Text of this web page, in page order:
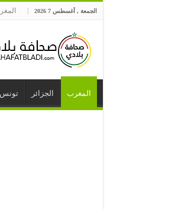
الجمعة , أغسطس 7 2026
المغرب الجزائر تونس